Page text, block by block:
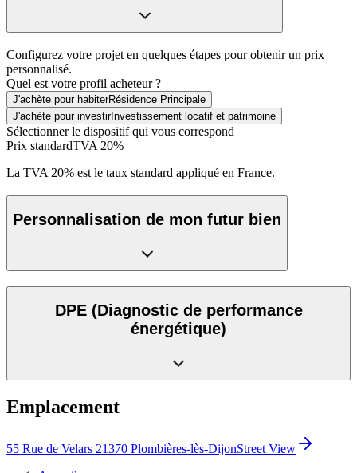
Configurez votre projet en quelques étapes pour obtenir un prix
personnalisé.
Quel est votre profil acheteur ?
J'achète pour habiterRésidence Principale
J'achète pour investirInvestissement locatif et patrimoine
Sélectionner le dispositif qui vous correspond
Prix standardTVA 20%
La TVA 20% est le taux standard appliqué en France.
Personnalisation de mon futur bien
DPE (Diagnostic de performance
énergétique)
Emplacement
55 Rue de Velars 21370 Plombières-lès-DijonStreet View